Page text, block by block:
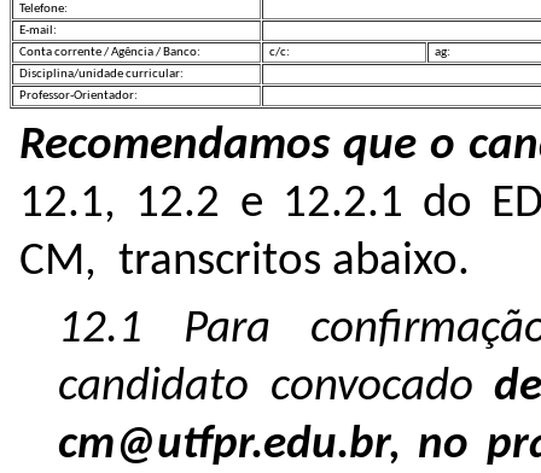
Telefone:
E-mail:
Conta corrente / Agência / Banco:
c/c:
ag:
Disciplina/unidade curricular:
Professor-Orientador:
Recomendamos que o
12.1, 12.2 e 12.2.1 do
CM, transcritos abaixo.
12.1 Para
candidato convocado
cm@utfpr.edu.br, no